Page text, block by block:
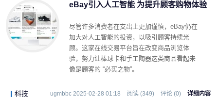
eBay引入人工智能 为提升顾客购物体验
尽管许多消费者在支出上更加谨慎，eBay仍在
加大对人工智能的投资，以吸引顾客持续光
顾。这家在线交易平台旨在改变商品浏览体
验，努力让棒球卡和手工陶器这类商品看起来
像是顾客的 “必买之物”。
科技 ugmbbc 2025-02-28 01:18 阅读 (349) 评论 (0) 详细内容